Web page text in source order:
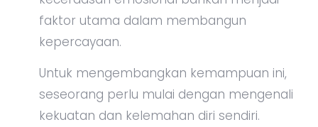
faktor utama dalam membangun
kepercayaan.
Untuk mengembangkan kemampuan ini,
seseorang perlu mulai dengan mengenali
kekuatan dan kelemahan diri sendiri.